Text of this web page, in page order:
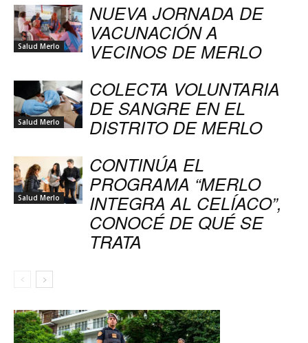
Salud Merlo
NUEVA JORNADA DE
VACUNACIÓN A
VECINOS DE MERLO
Salud Merlo
COLECTA VOLUNTARIA
DE SANGRE EN EL
DISTRITO DE MERLO
Salud Merlo
CONTINÚA EL
PROGRAMA “MERLO
INTEGRA AL CELÍACO”,
CONOCÉ DE QUÉ SE
TRATA